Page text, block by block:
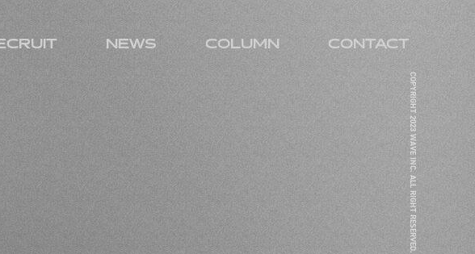
NEWS COLUMN CONTACT
COPYRIGHT 2023 WAVE INC. ALL RIGHT RESERVED.